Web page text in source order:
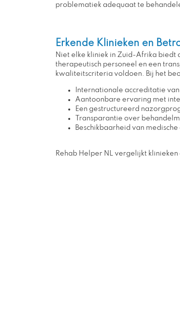
problematiek adequaat te
Erkende Klinieken en
Niet elke kliniek in Zuid-Afrika
therapeutisch personeel en een
kwaliteitscriteria voldoen. Bij het
Internationale accreditatie
Aantoonbare ervaring met
Een gestructureerd
Transparantie over
Beschikbaarheid van
Rehab Helper NL vergelijkt